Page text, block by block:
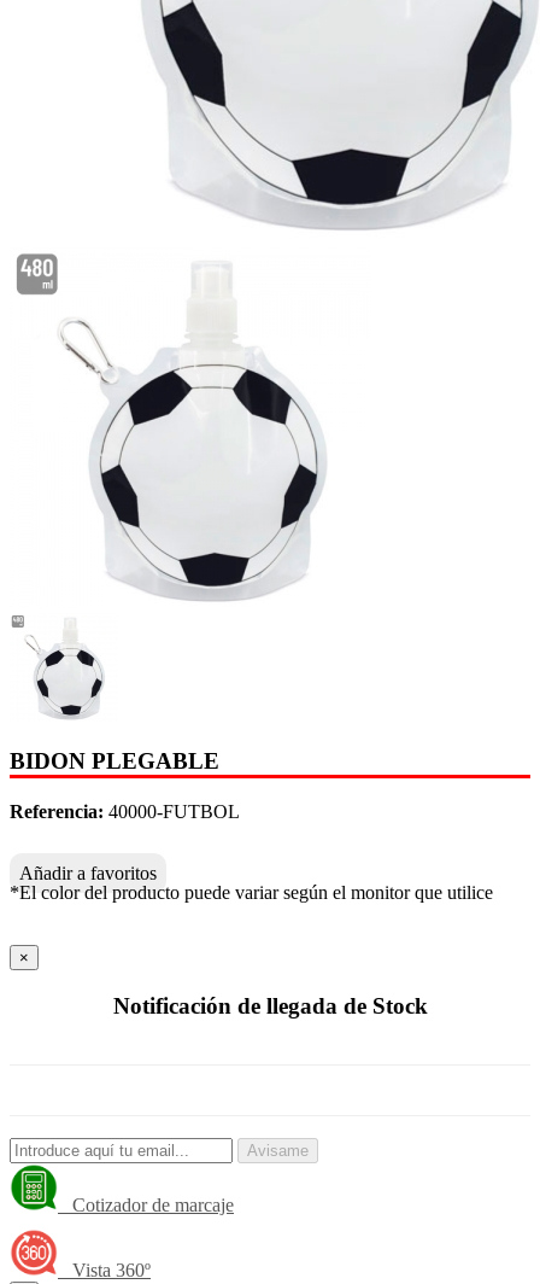
BIDON PLEGABLE
Referencia: 40000-FUTBOL
Añadir a favoritos
*El color del producto puede variar según el monitor que utilice
×
Notificación de llegada de Stock
Avisame
Cotizador de marcaje
Vista 360º